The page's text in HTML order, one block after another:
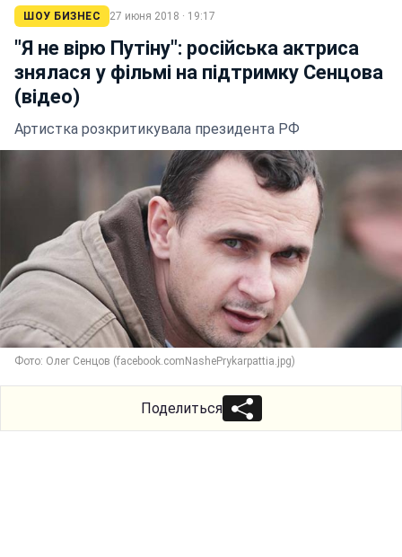
ШОУ БИЗНЕС 27 июня 2018 · 19:17
"Я не вірю Путіну": російська актриса
знялася у фільмі на підтримку Сенцова
(відео)
Артистка розкритикувала президента РФ
Фото: Олег Сенцов (facebook.comNashePrykarpattia.jpg)
Поделиться